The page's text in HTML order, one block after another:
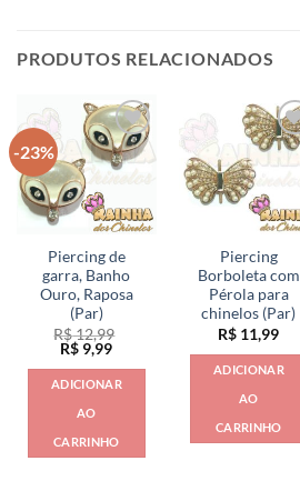
PRODUTOS RELACIONADOS
-23%
Piercing de
garra, Banho
Ouro, Raposa
(Par)
R$12,99
O
preço
original
era:
R$ 12,99.
R$ 9,99O
atual
é:
ADICIONAR
AO
CARRINHO
Piercing
Borboleta com
Pérola para
chinelos (Par)
R$ 11,99
ADICIONAR
AO
CARRINHO